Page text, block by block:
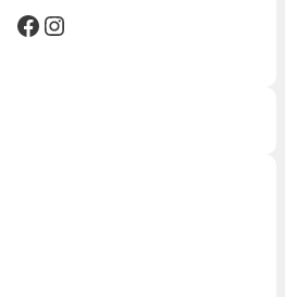
Facebook SGInsta SG